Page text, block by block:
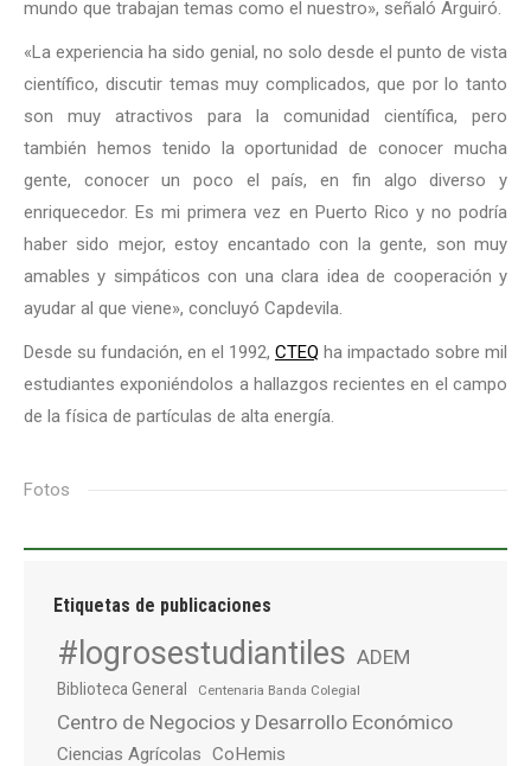
mundo que trabajan temas como el nuestro», señaló Arguiró.
«La experiencia ha sido genial, no solo desde el punto de vista
científico, discutir temas muy complicados, que por lo tanto
son muy atractivos para la comunidad científica, pero
también hemos tenido la oportunidad de conocer mucha
gente, conocer un poco el país, en fin algo diverso y
enriquecedor. Es mi primera vez en Puerto Rico y no podría
haber sido mejor, estoy encantado con la gente, son muy
amables y simpáticos con una clara idea de cooperación y
ayudar al que viene», concluyó Capdevila.
Desde su fundación, en el 1992, CTEQ ha impactado sobre mil
estudiantes exponiéndolos a hallazgos recientes en el campo
de la física de partículas de alta energía.
Fotos
Etiquetas de publicaciones
#logrosestudiantiles ADEM
Biblioteca General Centenaria Banda Colegial
Centro de Negocios y Desarrollo Económico
Ciencias Agrícolas CoHemis